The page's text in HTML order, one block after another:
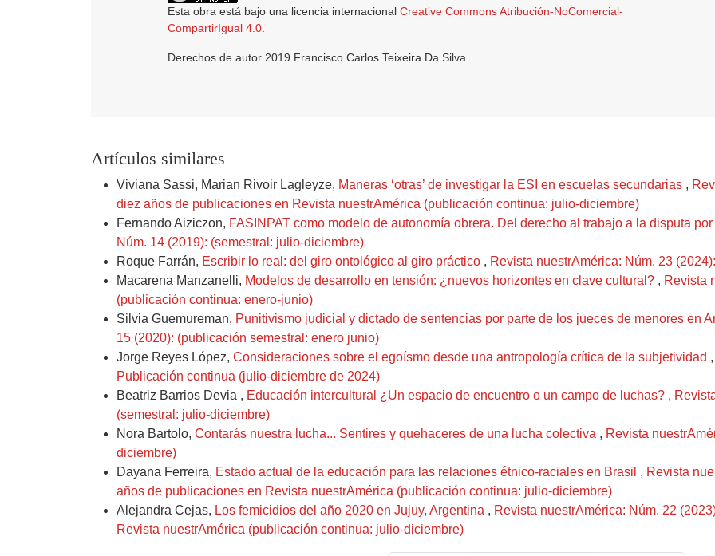
Esta obra está bajo una licencia internacional Creative Commons Atribución-NoComercial-
CompartirIgual 4.0
Derechos de autor 2019 Francisco Carlos Teixeira Da Silva
Artículos similares
Viviana Sassi, Marian Rivoir Lagleyze, Maneras ‘otras’ de investigar la ESI en escuelas secundarias ,
diez años de publicaciones en Revista nuestrAmérica (publicación continua: julio-diciembre)
Fernando Aiziczon, FASINPAT como modelo de autonomía obrera. Del derecho al trabajo a la disputa
Núm. 14 (2019): (semestral: julio-diciembre)
Roque Farrán, Escribir lo real: del giro ontológico al giro práctico , Revista nuestrAmérica: Núm. 23
Macarena Manzanelli, Modelos de desarrollo en tensión: ¿nuevos horizontes en clave cultural? , Revista
(publicación continua: enero-junio)
Silvia Guemureman, Punitivismo judicial y dictado de sentencias por parte de los jueces de menores en
15 (2020): (publicación semestral: enero junio)
Jorge Reyes López, Consideraciones sobre el egoísmo desde una antropología crítica de la subjetividad ,
Publicación continua (julio-diciembre de 2024)
Beatriz Barrios Devia , Educación intercultural ¿Un espacio de encuentro o un campo de luchas? ,
(semestral: julio-diciembre)
Nora Bartolo, Contarás nuestra lucha... Sentires y quehaceres de una lucha colectiva , Revista
diciembre)
Dayana Ferreira, Estado actual de la educación para las relaciones étnico-raciales en Brasil , Revista
años de publicaciones en Revista nuestrAmérica (publicación continua: julio-diciembre)
Alejandra Cejas, Los femicidios del año 2020 en Jujuy, Argentina , Revista nuestrAmérica: Núm. 22
Revista nuestrAmérica (publicación continua: julio-diciembre)